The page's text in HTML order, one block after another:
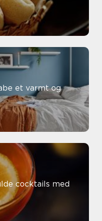
et varmt og
cocktails med